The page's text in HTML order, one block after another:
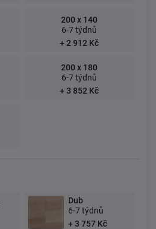
200 x 140
6-7 týdnů
+ 2 912 Kč
200 x 180
6-7 týdnů
+ 3 852 Kč
Dub
6-7 týdnů
+ 3 757 Kč